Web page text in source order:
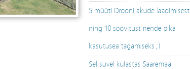
5 müüti Drooni akude laadimisest
ning 10 soovitust nende pika
kasutusea tagamiseks ;)
Sel suvel külastas Saaremaa